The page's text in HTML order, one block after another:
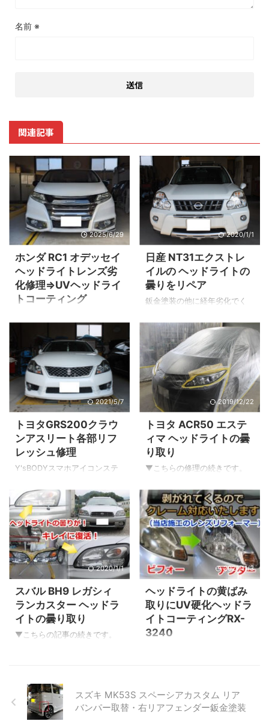
名前 ※
関連記事
2025/6/29
ホンダ RC1 オデッセイ
ヘッドライトレンズ劣
化修理⇒UVヘッドライ
トコーティング
ズ表面のくすみ ▲運転席側
（右側）の施工前の状態。 ▲
リペア前、左側の状態 施工の
流れ この投稿をInstagramで
見る Ｙ’ｓボディー 代表小林
洋平(@ysbody)がシェアした
投稿 ▲当店インスタグラムで
すのでスクロールさせてご覧
ください。 ヘッドライトリペ
ア⇒UVコーティングが完成 完
成です。 レンズに透明感と艶
トレンズ表面のく ...
2020/1/1
日産 NT31エクストレ
イルの ヘッドライトの
曇りをリペア
鈑金塗装の他に経年劣化でく
りや黄ばみのリペアもやって
ます。 今回ご紹介のエクスト
レイルですがレンズ表面は比
較的軽度なくすみです。 施工
するタイミンは人それぞれで
すので気になったらお気軽に
ご相談ください。 施工価格は
ヘッドライト1個1万5千円（税
抜） 耐久性は2～3年程度 約
1年程度 工期は平均2日～3日
それではビフォーアフターを
見ていきましょう！ 日差しが
は進みます ▲まだひどいくす
みではありません。 画像だと
分かりづらいですが太陽の日
差しが当たりやす ...
2021/5/7
トヨタGRS200クラウ
ンアスリート各部リフ
レッシュ修理
Y'sBODYスマホアイコンステ
は長いお付き合いになりま
す。 当店のステッカーを貼っ
ていただきありがとうござい
ます！ ちょっとアップで見て
みましょうか！ 左右のヘッ
ドライトの曇り ▲右ヘッドラ
イトです。UPで見てみましょ
う！ ※MODELLISTAのスポイ
ラー取替のビフォー・アフタ
ーは後ほどご紹介します。 ▲
ヘッドライトはプラスチック
です。その表面に劣化防止の
剥がれてきま ...
2019/12/22
トヨタ ACR50 エステ
ィマ ヘッドライトの曇
り取り
▼こちらの修理の続きです。
ラー修理の次はヘッドライト
の曇り取りです。 昔のヘッド
ライトはレンズがガラスでし
た。 最近の車はポリカーボネ
ート樹脂です。（プラスチッ
ク） そのポリカーボネート樹
脂表面に新車時は曇り防止に
コーティングされているので
すが経年劣化でそのコーティ
ング膜がはがれてきます。 コ
ーティング膜がはがれたむき
出しのポリカーボネート樹脂
ング膜が無ければまた直ぐに
曇 ...
2020/1/1
スバル BH9 レガシィ
ランカスター ヘッドラ
イトの曇り取り
▼こちらの記事の続きです。
す。 一昔前はヘッドライトは
ガラスでしたが現在はポリカ
ーボネート（PC）と呼ばれる
2021/11/3
ヘッドライトの黄ばみ
取りにUV硬化ヘッドラ
イトコーティングRX-
3240
た。 施工後の仕上がりは申し
分なかったです。（1年程度の
スズキ MK53S スペーシアカスタム リア
バンパー取替・右リアフェンダー鈑金塗装